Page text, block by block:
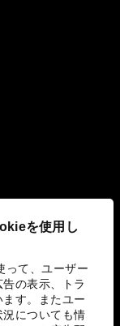
を使用し
って、ユーザー
の表示、トラ
す。またユー
についても情